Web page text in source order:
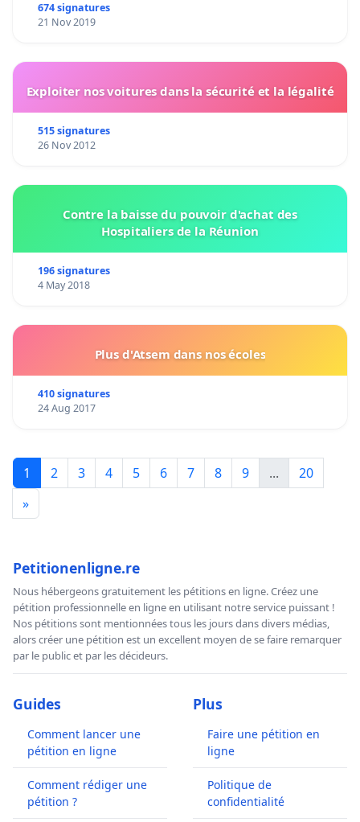
674 signatures
21 Nov 2019
Exploiter nos voitures dans la sécurité et la légalité
515 signatures
26 Nov 2012
Contre la baisse du pouvoir d'achat des
Hospitaliers de la Réunion
196 signatures
4 May 2018
Plus d'Atsem dans nos écoles
410 signatures
24 Aug 2017
1 2 3 4 5 6 7 8 9 ...
20
»
Petitionenligne.re
Nous hébergeons gratuitement les pétitions en ligne. Créez une
pétition professionnelle en ligne en utilisant notre service puissant !
Nos pétitions sont mentionnées tous les jours dans divers médias,
alors créer une pétition est un excellent moyen de se faire remarquer
par le public et par les décideurs.
Guides
Comment lancer une
pétition en ligne
Comment rédiger une
pétition ?
Plus
Faire une pétition en
ligne
Politique de
confidentialité